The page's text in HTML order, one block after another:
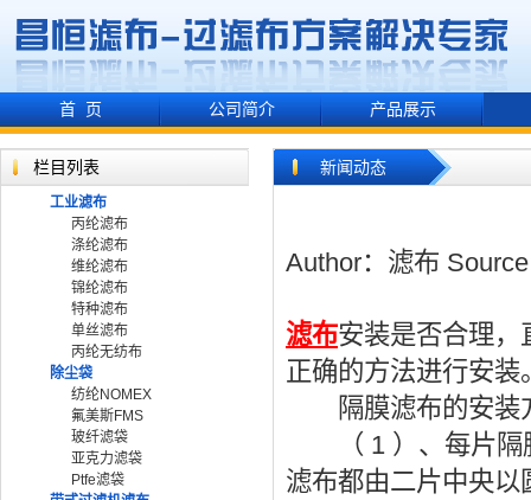
首 页 公司简介 产品展示
栏目列表
工业滤布
丙纶滤布
涤纶滤布
维纶滤布
锦纶滤布
特种滤布
单丝滤布
丙纶无纺布
除尘袋
纺纶NOMEX
氟美斯FMS
玻纤滤袋
亚克力滤袋
Ptfe滤袋
新闻动态
Author：滤布
滤布安装是否合理，
正确的方法进行安装
隔膜滤布的安装
（ 1 ）、每片隔
滤布都由二片中央